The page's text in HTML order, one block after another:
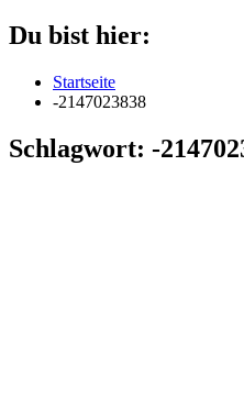
Du bist hier:
Startseite
-2147023838
Schlagwort: -